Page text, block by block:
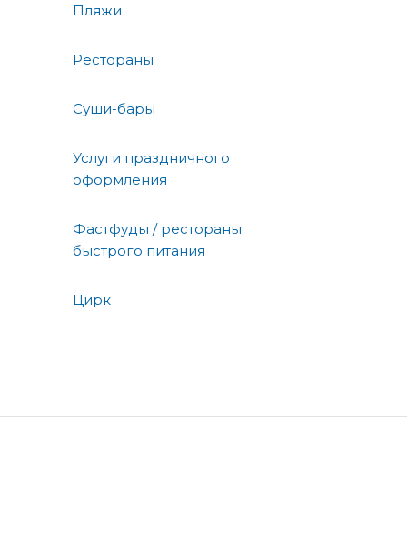
Пляжи
Рестораны
Суши-бары
Услуги праздничного
оформления
Фастфуды / рестораны
быстрого питания
Цирк